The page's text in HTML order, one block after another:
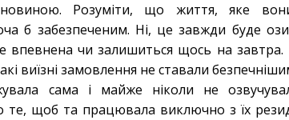
Розуміти, що життя, яке
б забезпеченим. Ні, це завжди буде
впевнена чи залишиться щось на
виїзні замовлення не ставали
сама і майже ніколи не
щоб та працювала виключно з їх